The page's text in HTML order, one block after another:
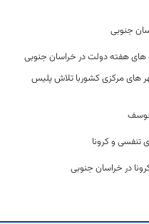
های هفته دولت در خراسان جنوبی
تریاک به شهر های مرکزی کشوربا تلاش پلیس
خوسف
تنفسی و کرونا